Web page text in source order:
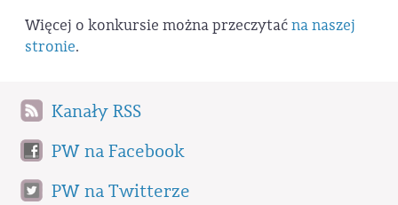
Więcej o konkursie można przeczytaćna naszej
stronie.
Kanały RSS
PW na Facebook
PW na Twitterze